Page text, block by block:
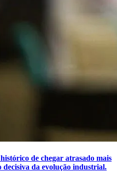
de chegar atrasado mais
da evolução industrial.